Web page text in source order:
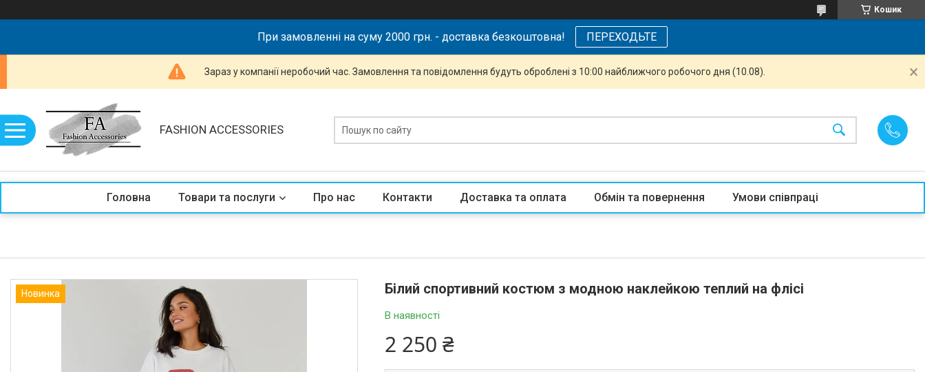
Кошик
При замовленні на суму 2000 грн. - доставка безкоштовна! ПЕРЕХОДЬТЕ
Зараз у компанії неробочий час. Замовлення та повідомлення будуть оброблені з 10:00 найближчого робочого дня (10.08).
FASHION ACCESSORIES
Головна Товари та послуги Про нас Контакти Доставка та оплата Обмін та повернення Умови співпраці
Новинка Білий спортивний костюм з модною наклейкою теплий на флісі
В наявності
2 250 ₴